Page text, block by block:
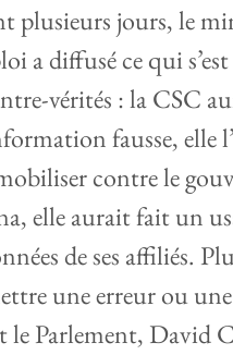
plusieurs jours, le
a diffusé ce qui
vérités : la CSC
fausse, elle
contre le
elle aurait fait un
de ses affiliés.
une erreur ou
le Parlement, David